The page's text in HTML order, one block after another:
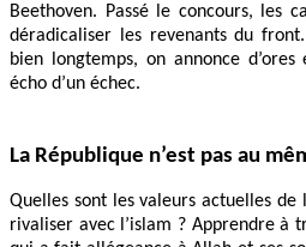
Beethoven. Passé le concours, les
déradicaliser les revenants du
bien longtemps, on annonce
écho d’un échec.
La République n’est pas au
Quelles sont les valeurs actuelles
rivaliser avec l’islam ? Apprendre à